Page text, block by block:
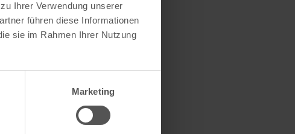
Ihrer Verwendung unserer
führen diese Informationen
sie im Rahmen Ihrer Nutzung
Marketing